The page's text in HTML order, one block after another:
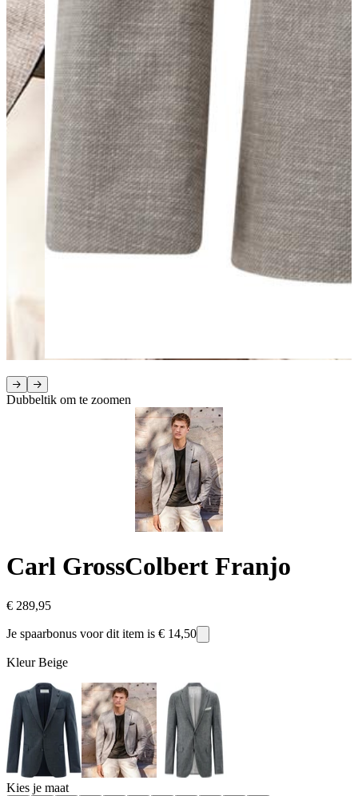
Dubbeltik om te zoomen
Carl GrossColbert Franjo
€ 289,95
Je spaarbonus voor dit item is € 14,50
KleurBeige
Kies je maat